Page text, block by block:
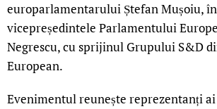
europarlamentarului Ștefan Mușoiu,
vicepreședintele Parlamentului
Negrescu, cu sprijinul Grupului S&D
European.
Evenimentul reunește reprezentanți